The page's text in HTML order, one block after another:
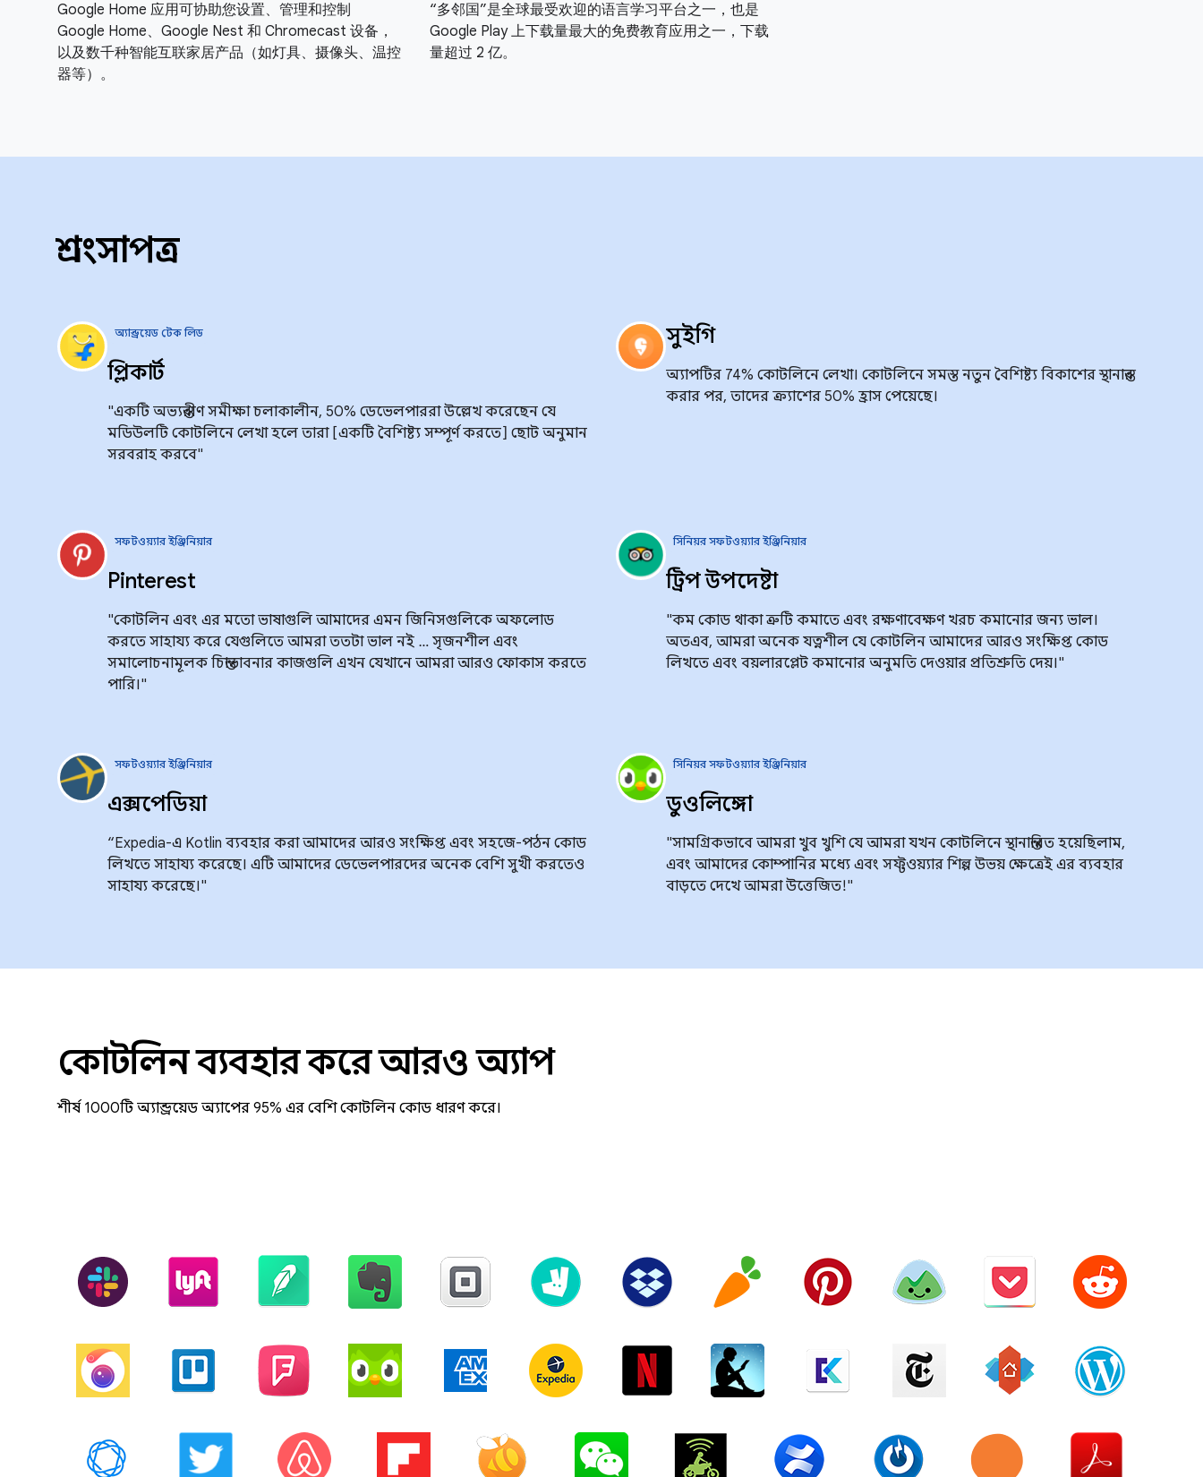
Google Home 应用可协助您设置、管理和控制
Google Home、Google Nest 和 Chromecast 设备，
以及数千种智能互联家居产品（如灯具、摄像头、温控
器等）。
“多邻国”是全球最受欢迎的语言学习平台之一，也是
Google Play 上下载量最大的免费教育应用之一，下载
量超过 2 亿。
প্রশংসাপত্র
অ্যান্ড্রয়েড টেক লিড
ফ্লিপকার্ট
"একটি অভ্যন্তরীণ সমীক্ষা চলাকালীন, 50% ডেভেলপাররা উল্লেখ করেছেন যে
মডিউলটি কোটলিনে লেখা হলে তারা [একটি বৈশিষ্ট্য সম্পূর্ণ করতে] ছোট অনুমান
সরবরাহ করবে"
সুইগি
অ্যাপটির 74% কোটলিনে লেখা। কোটলিনে সমস্ত নতুন বৈশিষ্ট্য বিকাশের স্থানান্তর
করার পর, তাদের ক্র্যাশের 50% হ্রাস পেয়েছে।
সফটওয়্যার ইঞ্জিনিয়ার
Pinterest
"কোটলিন এবং এর মতো ভাষাগুলি আমাদের এমন জিনিসগুলিকে অফলোড
করতে সাহায্য করে যেগুলিতে আমরা ততটা ভাল নই … সৃজনশীল এবং
সমালোচনামূলক চিন্তাভাবনার কাজগুলি এখন যেখানে আমরা আরও ফোকাস করতে
পারি।"
সিনিয়র সফটওয়্যার ইঞ্জিনিয়ার
ট্রিপ উপদেষ্টা
"কম কোড থাকা ত্রুটি কমাতে এবং রক্ষণাবেক্ষণ খরচ কমানোর জন্য ভাল।
অতএব, আমরা অনেক যত্নশীল যে কোটলিন আমাদের আরও সংক্ষিপ্ত কোড
লিখতে এবং বয়লারপ্লেট কমানোর অনুমতি দেওয়ার প্রতিশ্রুতি দেয়।"
সফটওয়্যার ইঞ্জিনিয়ার
এক্সপেডিয়া
“Expedia-এ Kotlin ব্যবহার করা আমাদের আরও সংক্ষিপ্ত এবং সহজে-পঠন কোড
লিখতে সাহায্য করেছে। এটি আমাদের ডেভেলপারদের অনেক বেশি সুখী করতেও
সাহায্য করেছে।"
সিনিয়র সফটওয়্যার ইঞ্জিনিয়ার
ডুওলিঙ্গো
"সামগ্রিকভাবে আমরা খুব খুশি যে আমরা যখন কোটলিনে স্থানান্তরিত হয়েছিলাম,
এবং আমাদের কোম্পানির মধ্যে এবং সফ্টওয়্যার শিল্প উভয় ক্ষেত্রেই এর ব্যবহার
বাড়তে দেখে আমরা উত্তেজিত!"
কোটলিন ব্যবহার করে আরও অ্যাপ
শীর্ষ 1000টি অ্যান্ড্রয়েড অ্যাপের 95% এর বেশি কোটলিন কোড ধারণ করে।